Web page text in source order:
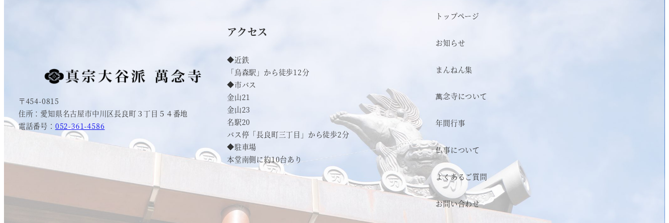
〒454-0815
住所：愛知県名古屋市中川区長良町３丁目５４番地
電話番号： 052-361-4586
アクセス
◆近鉄
「烏森駅」から徒歩12分
◆市バス
金山21
金山23
名駅20
バス停「長良町三丁目」から徒歩2分
◆駐車場
本堂南側に約10台あり
トップページ
お知らせ
まんねん集
萬念寺について
年間行事
仏事について
よくあるご質問
お問い合わせ